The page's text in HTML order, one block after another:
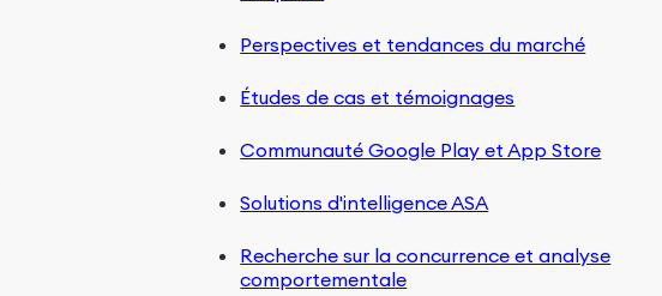
Perspectives et tendances du marché
Études de cas et témoignages
Communauté Google Play et App Store
Solutions d'intelligence ASA
Recherche sur la concurrence et analyse
comportementale